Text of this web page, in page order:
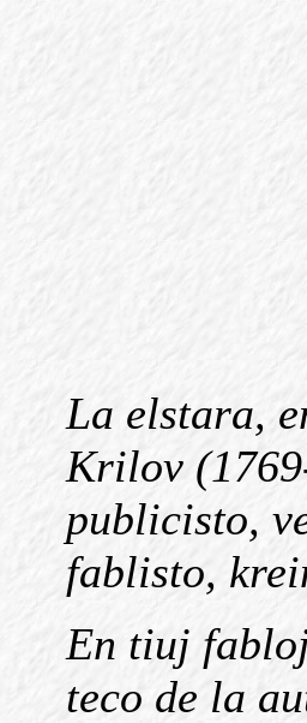
La elstara,
Krilov
publicisto,
fablisto,
En tiuj
teco de la